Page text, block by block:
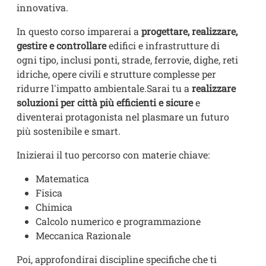
innovativa.
In questo corso imparerai a progettare, realizzare,
gestire e controllareedifici e infrastrutture di
ogni tipo, inclusi ponti, strade, ferrovie, dighe, reti
idriche, opere civili e strutture complesse per
ridurre l'impatto ambientale.Sarai tu a realizzare
soluzioni per città più efficienti e sicuree
diventerai protagonista nel plasmare un futuro
più sostenibile e smart.
Inizierai il tuo percorso con materie chiave:
Matematica
Fisica
Chimica
Calcolo numerico e programmazione
Meccanica Razionale
Poi, approfondirai discipline specifiche che ti